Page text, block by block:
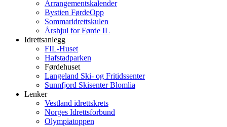
Arrangementskalender
Bystien FørdeOpp
Sommaridrettskulen
Årshjul for Førde IL
Idrettsanlegg
FIL-Huset
Hafstadparken
Førdehuset
Langeland Ski- og Fritidssenter
Sunnfjord Skisenter Blomlia
Lenker
Vestland idrettskrets
Norges Idrettsforbund
Olympiatoppen